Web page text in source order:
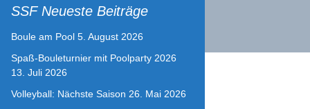
SSF Neueste Beiträge
Boule am Pool 5. August 2026
Spaß-Bouleturnier mit Poolparty 2026
13. Juli 2026
Volleyball: Nächste Saison 26. Mai 2026